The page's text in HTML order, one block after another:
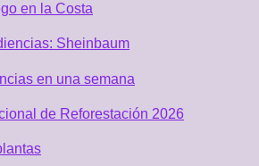
en la Costa
Sheinbaum
en una semana
de Reforestación 2026